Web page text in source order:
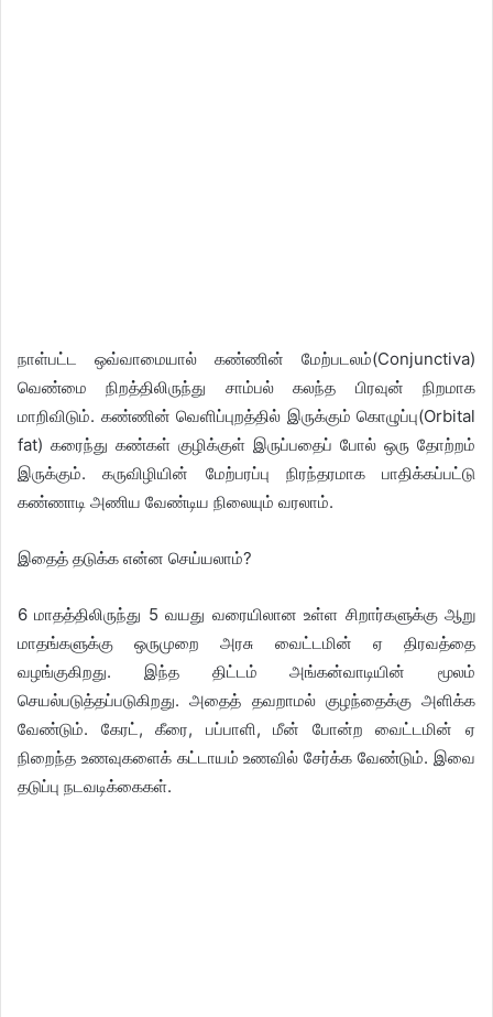
நாள்பட்ட ஒவ்வாமையால் கண்ணின் மேற்படலம்(Conjunctiva)
வெண்மை நிறத்திலிருந்து சாம்பல் கலந்த பிரவுன் நிறமாக
மாறிவிடும். கண்ணின் வெளிப்புறத்தில் இருக்கும் கொழுப்பு(Orbital
fat) கரைந்து கண்கள் குழிக்குள் இருப்பதைப் போல் ஒரு தோற்றம்
இருக்கும். கருவிழியின் மேற்பரப்பு நிரந்தரமாக பாதிக்கப்பட்டு
கண்ணாடி அணிய வேண்டிய நிலையும் வரலாம்.
இதைத் தடுக்க என்ன செய்யலாம்?
6 மாதத்திலிருந்து 5 வயது வரையிலான உள்ள சிறார்களுக்கு ஆறு
மாதங்களுக்கு ஒருமுறை அரசு வைட்டமின் ஏ திரவத்தை
வழங்குகிறது. இந்த திட்டம் அங்கன்வாடியின் மூலம்
செயல்படுத்தப்படுகிறது. அதைத் தவறாமல் குழந்தைக்கு அளிக்க
வேண்டும். கேரட், கீரை, பப்பாளி, மீன் போன்ற வைட்டமின் ஏ
நிறைந்த உணவுகளைக் கட்டாயம் உணவில் சேர்க்க வேண்டும். இவை
தடுப்பு நடவடிக்கைகள்.